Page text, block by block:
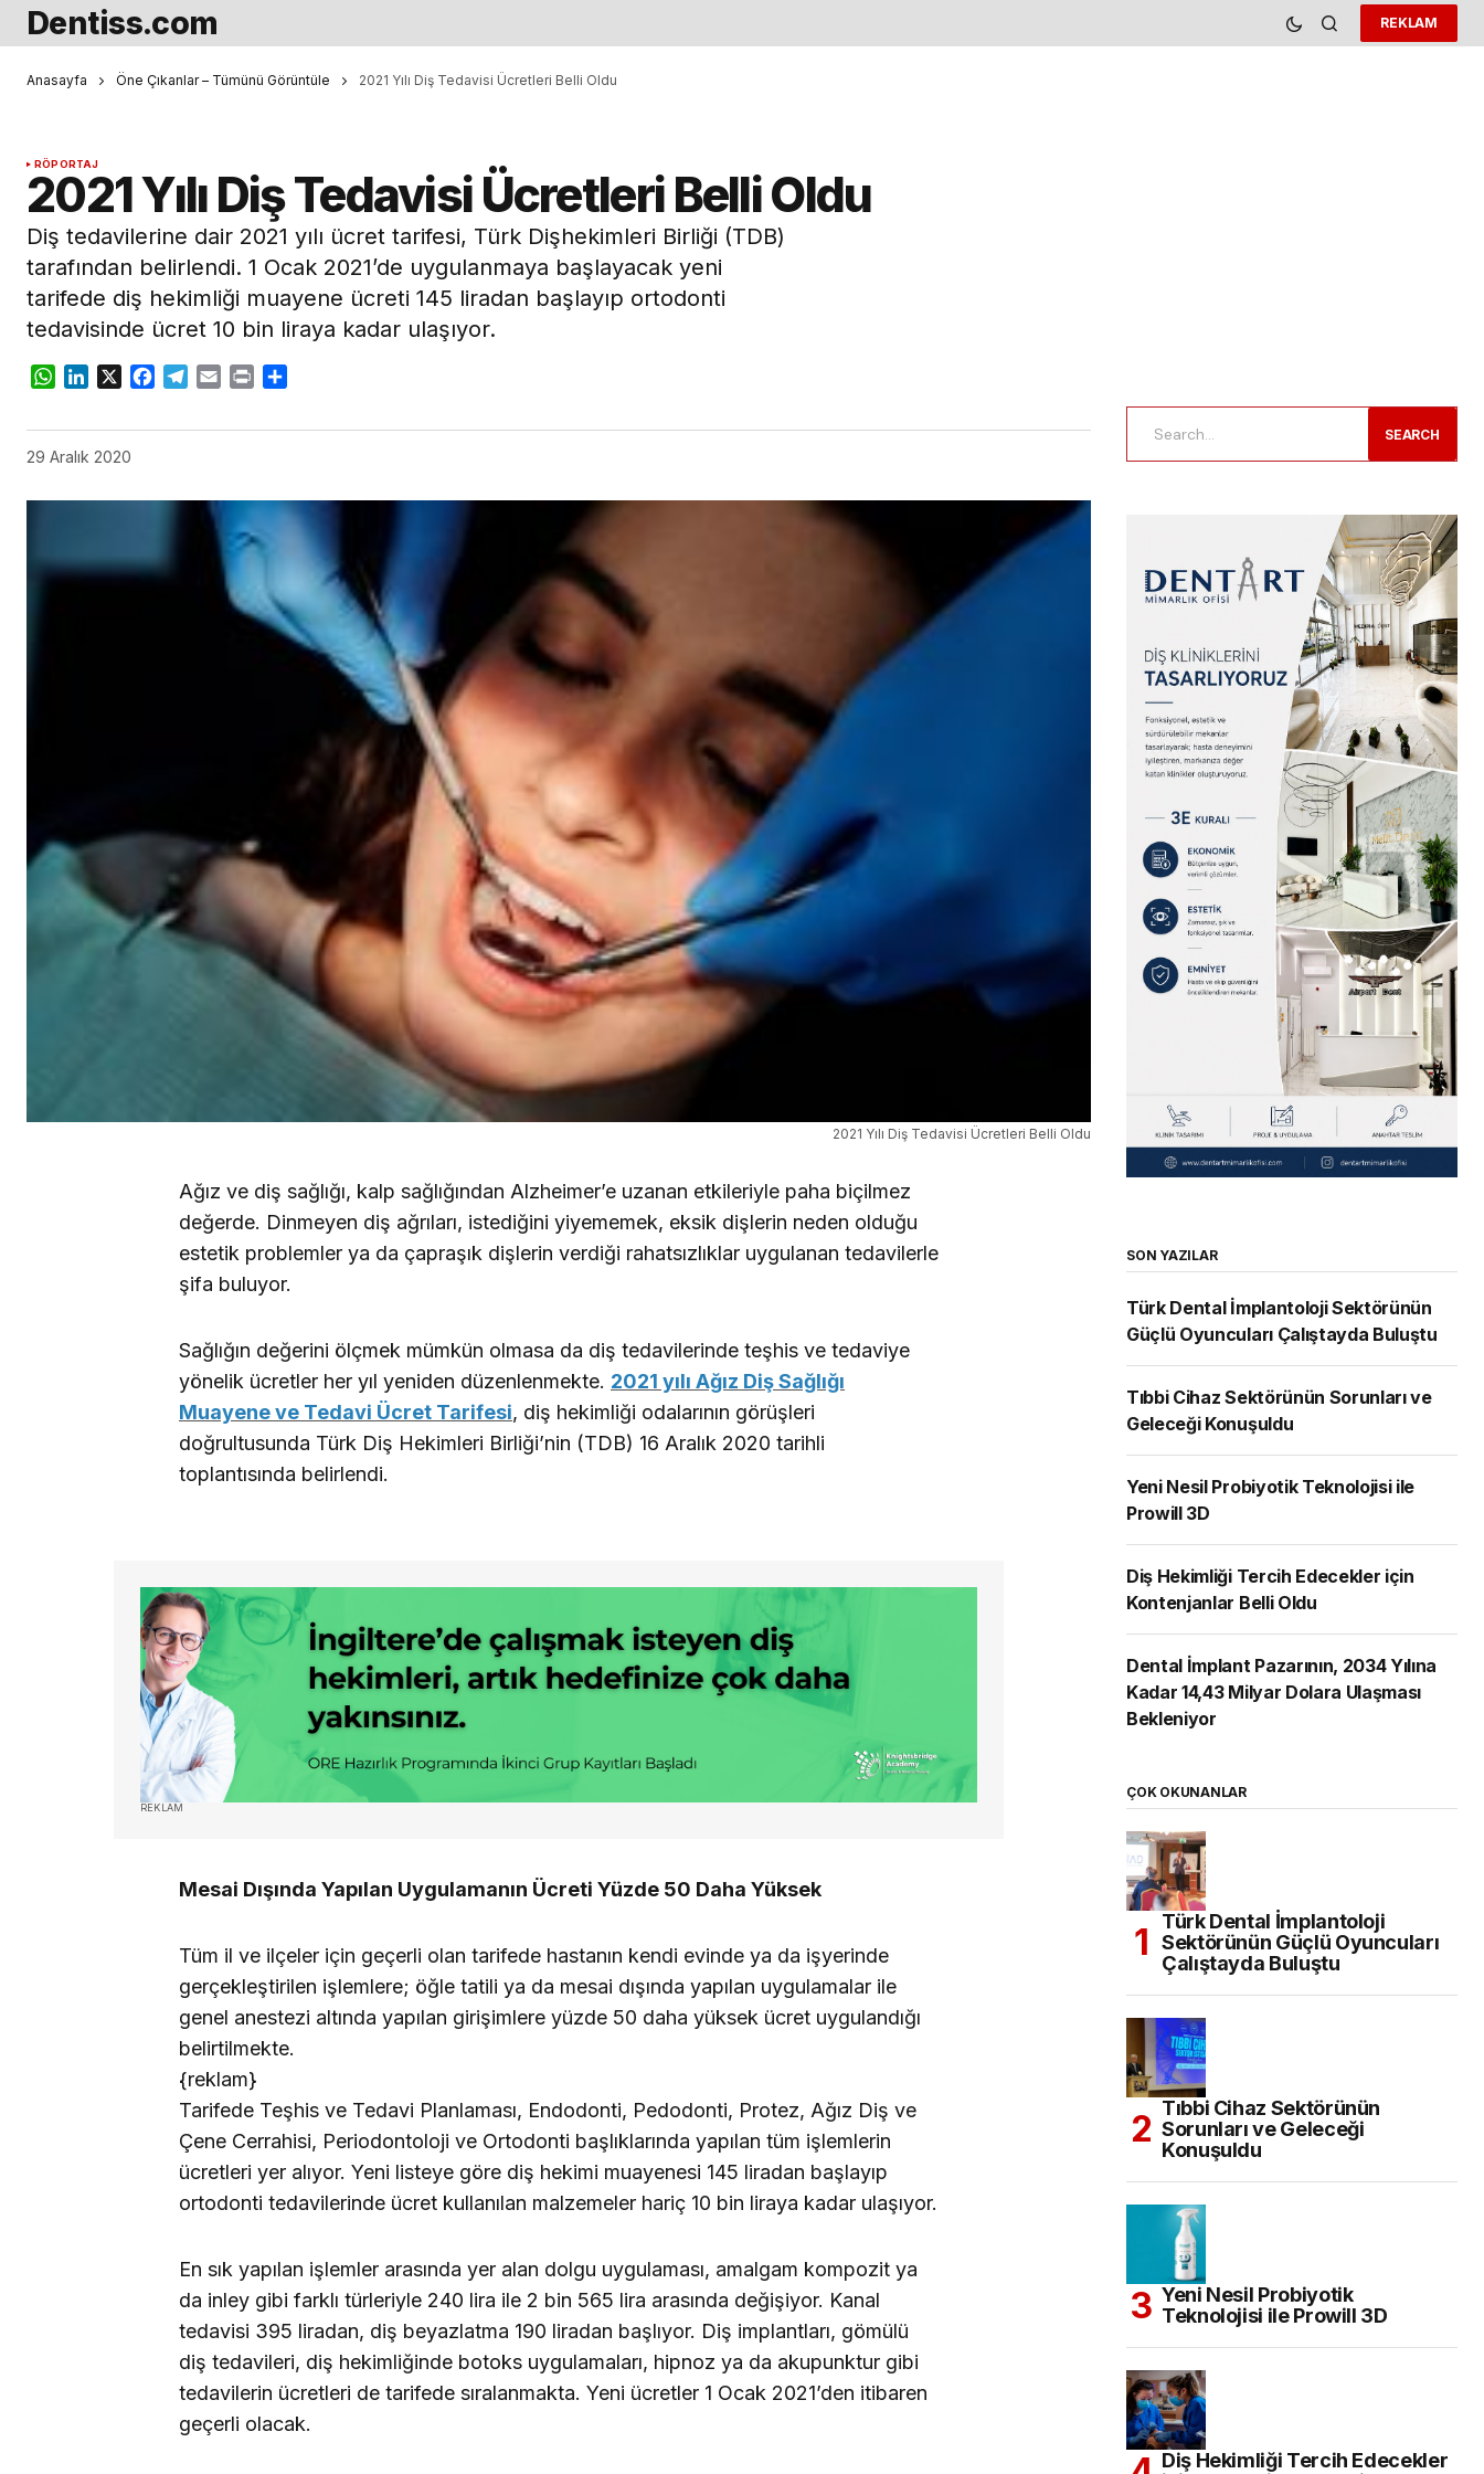
Dentiss.com REKLAM
Anasayfa Öne Çıkanlar – Tümünü Görüntüle 2021 Yılı Diş Tedavisi Ücretleri Belli Oldu
RÖPORTAJ
2021 Yılı Diş Tedavisi Ücretleri Belli Oldu
Diş tedavilerine dair 2021 yılı ücret tarifesi, Türk Dişhekimleri Birliği (TDB)
tarafından belirlendi. 1 Ocak 2021’de uygulanmaya başlayacak yeni
tarifede diş hekimliği muayene ücreti 145 liradan başlayıp ortodonti
tedavisinde ücret 10 bin liraya kadar ulaşıyor.
WhatsApp
LinkedIn
X Facebook
Telegram
Email Print
29 Aralık 2020
2021 Yılı Diş Tedavisi Ücretleri Belli Oldu
Ağız ve diş sağlığı, kalp sağlığından Alzheimer’e uzanan etkileriyle paha biçilmez
değerde. Dinmeyen diş ağrıları, istediğini yiyememek, eksik dişlerin neden olduğu
estetik problemler ya da çapraşık dişlerin verdiği rahatsızlıklar uygulanan tedavilerle
şifa buluyor.
Sağlığın değerini ölçmek mümkün olmasa da diş tedavilerinde teşhis ve tedaviye
yönelik ücretler her yıl yeniden düzenlenmekte. 2021 yılı Ağız Diş Sağlığı
Muayene ve Tedavi Ücret Tarifesi, diş hekimliği odalarının görüşleri
doğrultusunda Türk Diş Hekimleri Birliği’nin (TDB) 16 Aralık 2020 tarihli
toplantısında belirlendi.
REKLAM
Mesai Dışında Yapılan Uygulamanın Ücreti Yüzde 50 Daha Yüksek
Tüm il ve ilçeler için geçerli olan tarifede hastanın kendi evinde ya da işyerinde
gerçekleştirilen işlemlere; öğle tatili ya da mesai dışında yapılan uygulamalar ile
genel anestezi altında yapılan girişimlere yüzde 50 daha yüksek ücret uygulandığı
belirtilmekte.
{reklam}
Tarifede Teşhis ve Tedavi Planlaması, Endodonti, Pedodonti, Protez, Ağız Diş ve
Çene Cerrahisi, Periodontoloji ve Ortodonti başlıklarında yapılan tüm işlemlerin
ücretleri yer alıyor. Yeni listeye göre diş hekimi muayenesi 145 liradan başlayıp
ortodonti tedavilerinde ücret kullanılan malzemeler hariç 10 bin liraya kadar ulaşıyor.
En sık yapılan işlemler arasında yer alan dolgu uygulaması, amalgam kompozit ya
da inley gibi farklı türleriyle 240 lira ile 2 bin 565 lira arasında değişiyor. Kanal
tedavisi 395 liradan, diş beyazlatma 190 liradan başlıyor. Diş implantları, gömülü
diş tedavileri, diş hekimliğinde botoks uygulamaları, hipnoz ya da akupunktur gibi
tedavilerin ücretleri de tarifede sıralanmakta. Yeni ücretler 1 Ocak 2021’den itibaren
geçerli olacak.
SEARCH
SON YAZILAR
Türk Dental İmplantoloji Sektörünün
Güçlü Oyuncuları Çalıştayda Buluştu
Tıbbi Cihaz Sektörünün Sorunları ve
Geleceği Konuşuldu
Yeni Nesil Probiyotik Teknolojisi ile
Prowill 3D
Diş Hekimliği Tercih Edecekler için
Kontenjanlar Belli Oldu
Dental İmplant Pazarının, 2034 Yılına
Kadar 14,43 Milyar Dolara Ulaşması
Bekleniyor
ÇOK OKUNANLAR
Türk Dental İmplantoloji
Sektörünün Güçlü Oyuncuları
Çalıştayda Buluştu
Tıbbi Cihaz Sektörünün
Sorunları ve Geleceği
Konuşuldu
Yeni Nesil Probiyotik
Teknolojisi ile Prowill 3D
Diş Hekimliği Tercih Edecekler